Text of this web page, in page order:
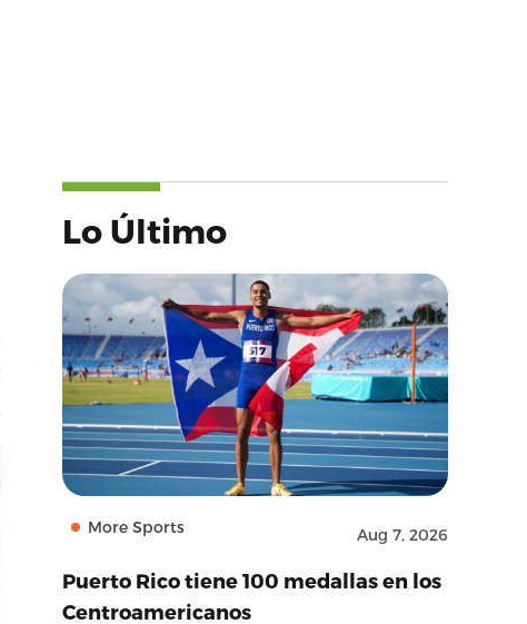
Lo Último
More Sports Aug 7, 2026
Puerto Rico tiene 100 medallas en los
Centroamericanos